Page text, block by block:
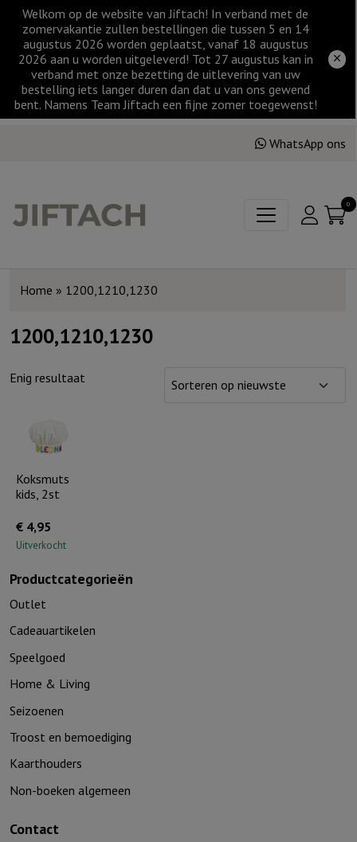
Welkom op de website van Jiftach! In verband met de
zomervakantie zullen bestellingen die tussen 5 en 14
augustus 2026 worden geplaatst, vanaf 18 augustus
2026 aan u worden uitgeleverd! Tot 27 augustus kan in
verband met onze bezetting de uitlevering van uw
bestelling iets langer duren dan dat u van ons gewend
bent. Namens Team Jiftach een fijne zomer toegewenst!
WhatsApp ons
0
Home » 1200,1210,1230
1200,1210,1230
Productcategorieën
Outlet
Cadeauartikelen
Speelgoed
Home & Living
Seizoenen
Troost en bemoediging
Kaarthouders
Non-boeken algemeen
Contact
Enig resultaat
Koksmuts
kids, 2st
€ 4,95
Uitverkocht